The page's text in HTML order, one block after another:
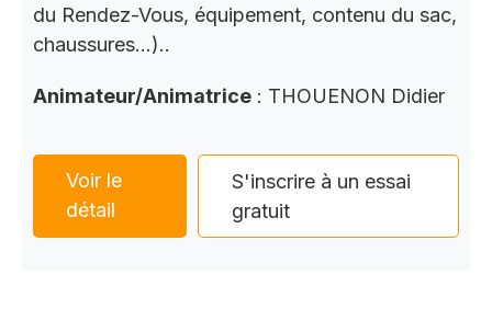
du Rendez-Vous, équipement, contenu du sac,
chaussures…)..
Animateur/Animatrice : THOUENON Didier
Voir le
détail
S'inscrire à un essai
gratuit